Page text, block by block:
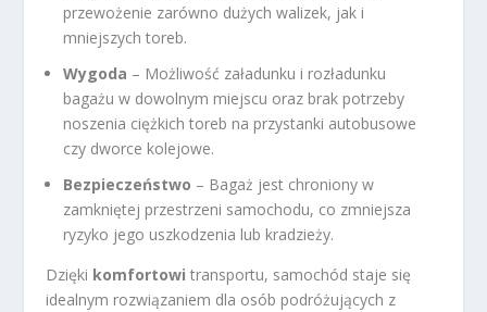
przewożenie zarówno dużych walizek, jak i
mniejszych toreb.
Wygoda – Możliwość załadunku i rozładunku
bagażu w dowolnym miejscu oraz brak potrzeby
noszenia ciężkich toreb na przystanki autobusowe
czy dworce kolejowe.
Bezpieczeństwo – Bagaż jest chroniony w
zamkniętej przestrzeni samochodu, co zmniejsza
ryzyko jego uszkodzenia lub kradzieży.
Dzięki komfortowi transportu, samochód staje się
idealnym rozwiązaniem dla osób podróżujących z